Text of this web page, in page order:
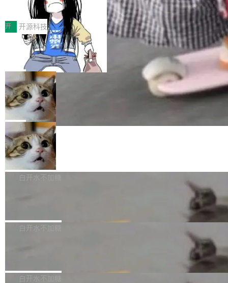
得住、用得稳、省得下、更安全！ 一、从现在开
始，Token使用一目...
q2Seq 和 DocAI 的共同发明人）以及 Oriol Vin
yals（Gemini 联合负责人，AlphaSta...
中文驱动的数字员工，自主理解需求、规划步
骤、编写代码。不挑模型、不挑平台，curl 一行
装完即用。 开源地址：Gitee · GitCode · GitHu
b 安装 支持 Java 8+（8~26）、macOS / Linu
x / Windows / Harmony PC。 # macOS / Linu
x / Harmony PC curl -fsSL https://solon.noea
r.org/solon...
价值潜能：华为云码道（CodeArts）
代码仓技术解析
一、代码仓深度理解技术的作用与价值 在软件工
程实践中，代码仓是企业核心知识资产的主要载
体。企业级代码仓库通常包含数十万乃至数百万
个文件，其规模远超单次模型调用可承载的上下
文窗口。随着项目规模的持续扩张与代码历史的
不断累积，代码仓中的模块关系、接口契约、业
务逻辑等关键信息往往分散于数十乃至数百个文
件之中，形成高度复杂的知识关联网络。传统的
代码检索手段（如关键词匹配、目录遍历）仅能
在语法层面完成文本定位，难以触及代码的语义
内涵与结构关联，导致开发者使用代码智能体在
理解大规模代码仓时面临显著"代码仓理解"瓶
颈。 代码仓深度理解服务（以下简称" CodeBas
e深度理解服务"）是华为云码道（CodeA...
开 开源科技
一条“删库”命令跑 17 小时，算法工程
师删光 89TB 数据只为干私活
最高人民检察院8月4日公布了一起案件：北京一
名90后算法工程师王某，为了给自己接的私活腾
服务器空间，删光了公司AI游戏部门的全部核心
数据。 王某2024年1月入职东城区某科技公司AI
短剧部门，有互联网大厂背景。在公司内部架构
调整期间，部门三次通知全员将数据从A集群迁
移到B集群，王某都回复了"收到"。 他没有迁移
数据。2024年9月3日下午4点，他使用此前登录
的账号密码进入A集群，输入了一条被程序员圈
称为"删库跑路"的命令——最高管理员权限、无
自研的多个文生3D和...
局
Cloudflare 分享推理优化实践：KV ca
che 量化 + 权重压缩，吞吐量提升 4
1%，成本降 30%
Kimi 和 GLM 是当前最强的大模型系列之一，但
它们有一个共同的问题：太吃显存了。月之暗面
的 Kimi K 系列和智谱的 GLM 都是长上下文、M
oE 架构的大模型，好用到让人上瘾，但 GPU 显
存永远不够用。 Cloudflare 的 Workers AI 团队
一直在跑这些模型的推理。他们在官方博客上发
整性保护。效果是：吞吐量提升 41%，每 token
局
腾讯混元 Hy ASR3.0preview 发布
腾讯混元正式推出新一代语音识别模型 Hy ASR
3.0preview。基于最新一代大语言模型 Hy3 的
让语音识别不再只是听清，而是真正听懂。通过
w 不要求标准普通话，方言识别覆盖粤语、吴语
白开水不加糖
新和少量网页兼容性修复版本。 Changes/fixe
容提供的字体时出现的几个问题 为避免音频加
白开水不加糖
发布的 Release Notes，他利用 AI 工具（如 Co
白开水不加糖